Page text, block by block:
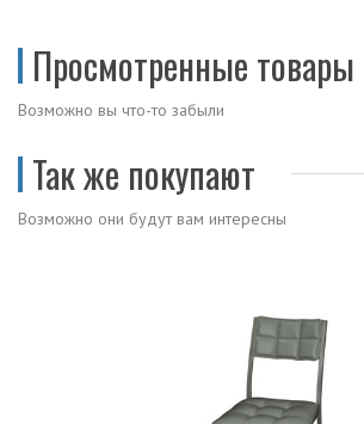
Просмотренные товары
Возможно вы что-то забыли
Так же покупают
Возможно они будут вам интересны